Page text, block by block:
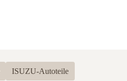
ISUZU-Autoteile